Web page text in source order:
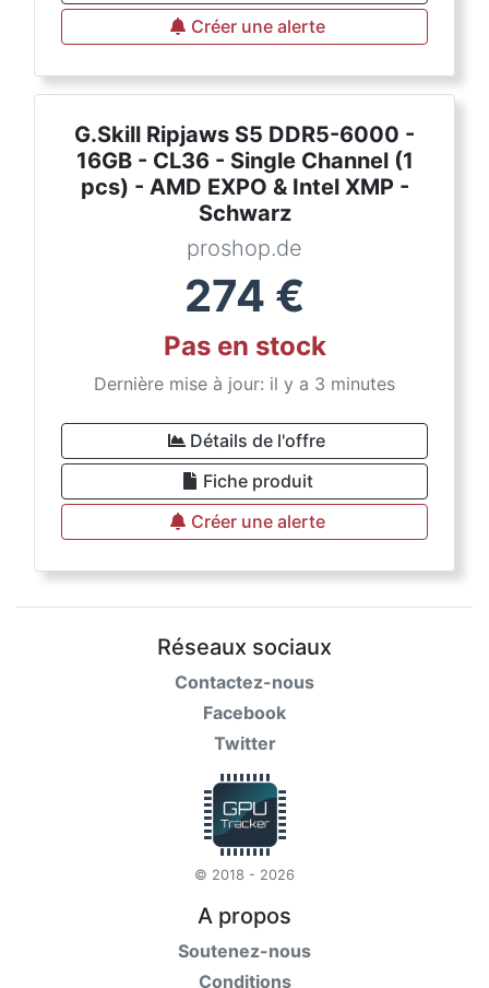
Créer une alerte
G.Skill Ripjaws S5 DDR5-6000 -
16GB - CL36 - Single Channel (1
pcs) - AMD EXPO & Intel XMP -
Schwarz
proshop.de
274 €
Pas en stock
Dernière mise à jour: il y a 3 minutes
Détails de l'offre
Fiche produit
Créer une alerte
Réseaux sociaux
Contactez-nous
Facebook
Twitter
© 2018 - 2026
A propos
Soutenez-nous
Conditions